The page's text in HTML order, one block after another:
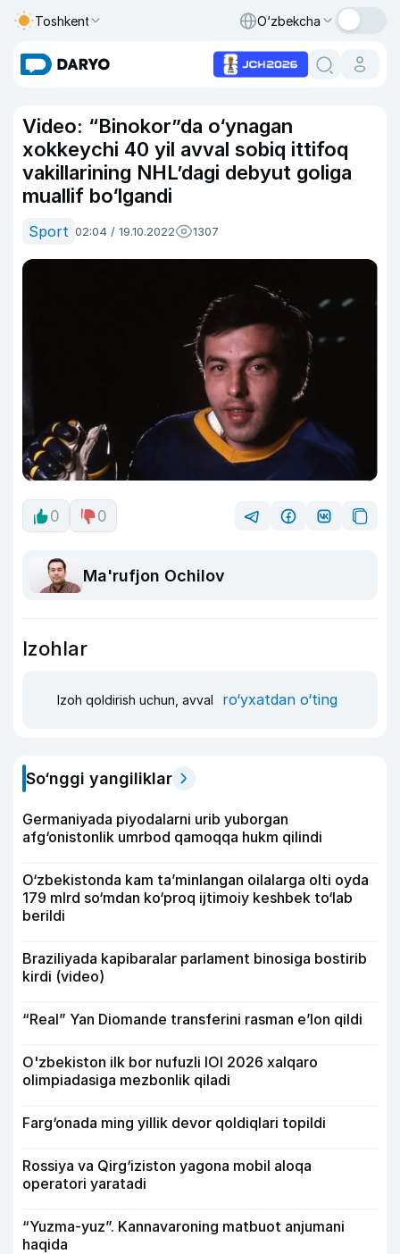
Toshkent O‘zbekcha
Video: “Binokor”da o‘ynagan
xokkeychi 40 yil avval sobiq ittifoq
vakillarining NHL’dagi debyut goliga
muallif bo‘lgandi
Sport 02:04 / 19.10.2022 1307
0 0
Ma'rufjon Ochilov
Izohlar
Izoh qoldirish uchun, avval ro‘yxatdan o‘ting
So‘nggi yangiliklar
Germaniyada piyodalarni urib yuborgan
afg‘onistonlik umrbod qamoqqa hukm qilindi
O‘zbekistonda kam ta’minlangan oilalarga olti oyda
179 mlrd so‘mdan ko‘proq ijtimoiy keshbek to‘lab
berildi
Braziliyada kapibaralar parlament binosiga bostirib
kirdi (video)
“Real” Yan Diomande transferini rasman e’lon qildi
O'zbekiston ilk bor nufuzli IOI 2026 xalqaro
olimpiadasiga mezbonlik qiladi
Farg‘onada ming yillik devor qoldiqlari topildi
Rossiya va Qirg‘iziston yagona mobil aloqa
operatori yaratadi
“Yuzma-yuz”. Kannavaroning matbuot anjumani
haqida